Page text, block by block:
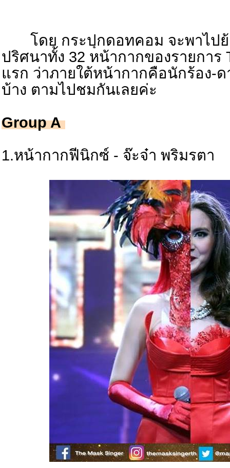
โดย กระปุกดอทคอม จะพาไปย้
ปริศนาทั้ง 32 หน้ากากของรายการ
แรก ว่าภายใต้หน้ากากคือนักร้อง-
บ้าง ตามไปชมกันเลยค่ะ
Group A
1.หน้ากากฟีนิกซ์ - จ๊ะจ๋า พริมรตา